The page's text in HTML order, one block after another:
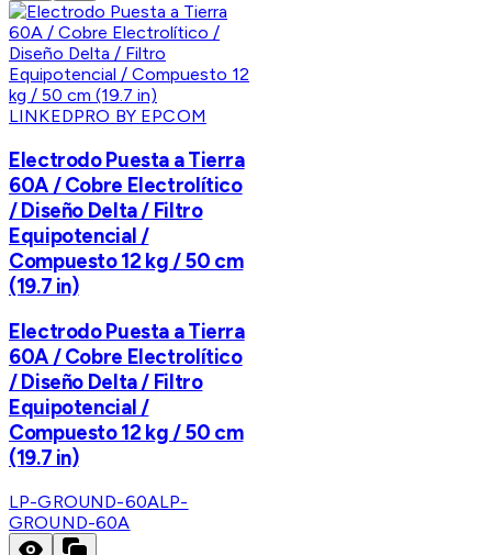
LINKEDPRO BY EPCOM
Electrodo Puesta a Tierra
60A / Cobre Electrolítico
/ Diseño Delta / Filtro
Equipotencial /
Compuesto 12 kg / 50 cm
(19.7 in)
Electrodo Puesta a Tierra
60A / Cobre Electrolítico
/ Diseño Delta / Filtro
Equipotencial /
Compuesto 12 kg / 50 cm
(19.7 in)
LP-GROUND-60ALP-
GROUND-60A